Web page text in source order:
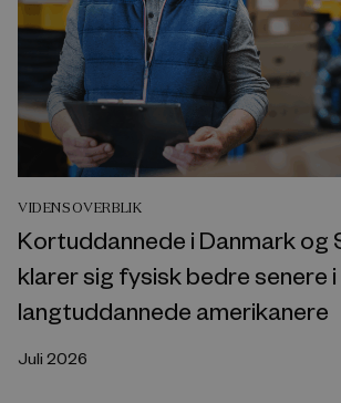
VIDENSOVERBLIK
Kortuddannede i Danmark og
klarer sig fysisk bedre senere
langtuddannede amerikanere
Juli 2026